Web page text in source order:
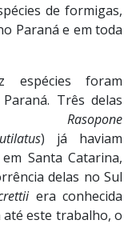
de formigas,
Paraná e em toda
espécies foram
Três delas
Rasopone
) já haviam
Santa Catarina,
delas no Sul
era conhecida
até este trabalho, o